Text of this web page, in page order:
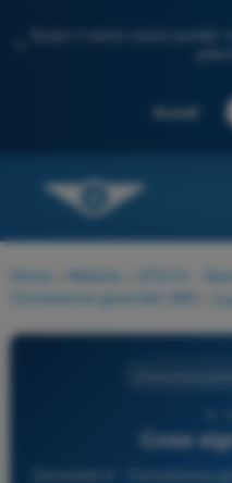
Scopri il nostro nuovo portale:
Accedi
Home Materie STS-01 -
Conoscenza generale UAS
Cosa